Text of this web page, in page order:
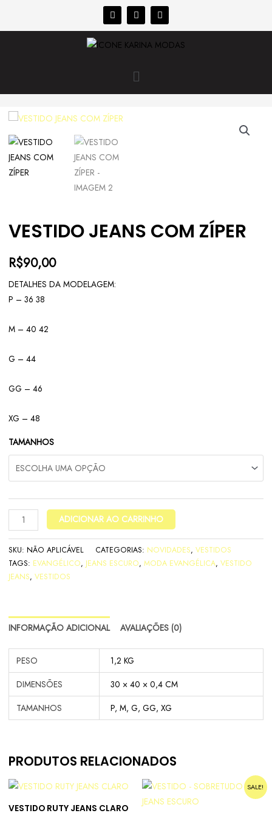
VESTIDO JEANS COM ZÍPER
R$90,00
DETALHES DA MODELAGEM:
P – 36 38
M – 40 42
G – 44
GG – 46
XG – 48
TAMANHOS
ADICIONAR AO CARRINHO
SKU: NÃO APLICÁVEL CATEGORIAS: NOVIDADES, VESTIDOS
TAGS: EVANGÉLICO, JEANS ESCURO, MODA EVANGÉLICA, VESTIDO
JEANS, VESTIDOS
INFORMAÇÃO ADICIONAL AVALIAÇÕES (0)
PESO
1,2 KG
DIMENSÕES
30 × 40 × 0,4 CM
TAMANHOS
P, M, G, GG, XG
PRODUTOS RELACIONADOS
VESTIDO RUTY JEANS CLARO
SALE!